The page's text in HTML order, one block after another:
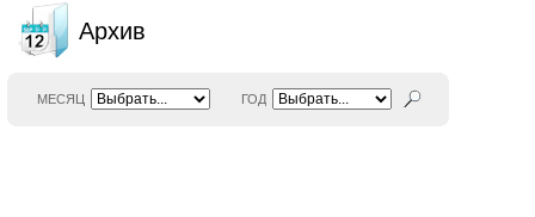
Архив
МЕСЯЦ ГОД